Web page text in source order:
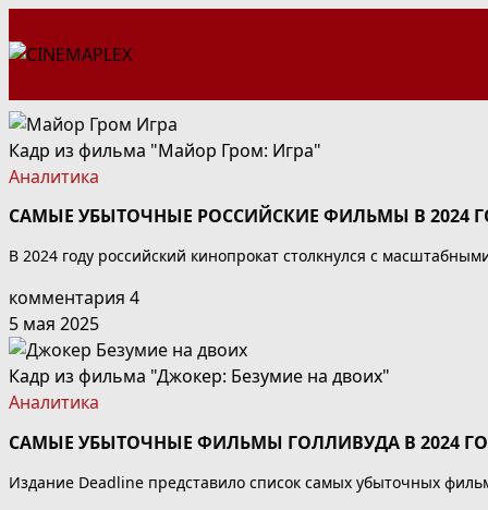
к
Кадр из фильма "Майор Гром: Игра"
Аналитика
САМЫЕ УБЫТОЧНЫЕ РОССИЙСКИЕ ФИЛЬМЫ В 2024
В 2024 году российский кинопрокат столкнулся с
комментария 4
5 мая 2025
Кадр из фильма "Джокер: Безумие на двоих"
Аналитика
САМЫЕ УБЫТОЧНЫЕ ФИЛЬМЫ ГОЛЛИВУДА В 2024
Издание Deadline представило список самых убыточных